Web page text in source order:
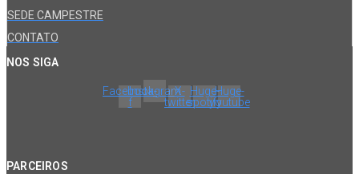
SEDE CAMPESTRE
CONTATO
NOS SIGA
Facebook-
f
InstagramX-
twitter
Huge-
spotify
Huge-
youtube
PARCEIROS